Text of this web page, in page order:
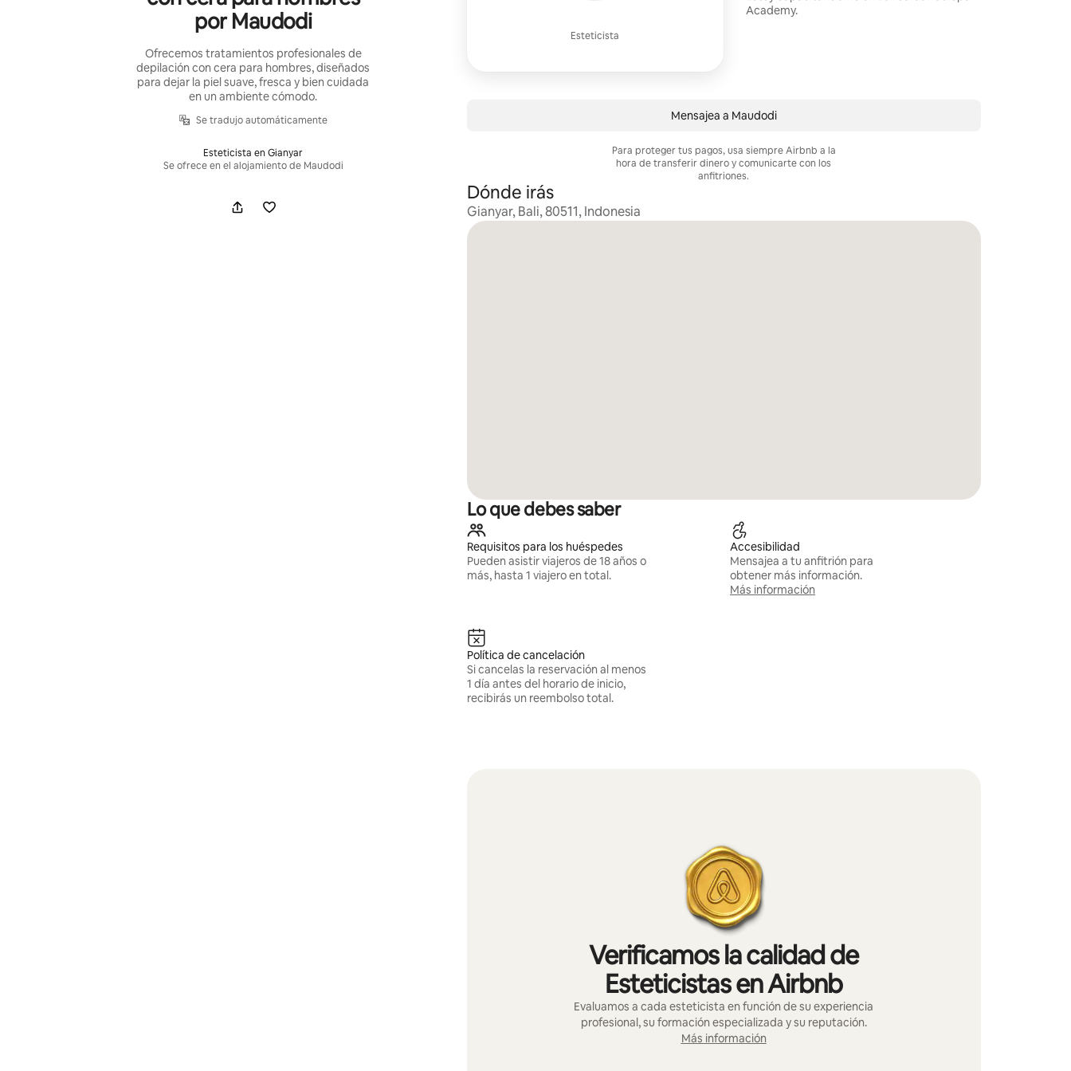
por Maudodi
Ofrecemos tratamientos profesionales de
depilación con cera para hombres, diseñados
para dejar la piel suave, fresca y bien cuidada
en un ambiente cómodo.
Se tradujo automáticamente
Esteticista en Gianyar
Se ofrece en el alojamiento de Maudodi
Esteticista
Academy.
Mensajea a Maudodi
Para proteger tus pagos, usa siempre Airbnb a la
hora de transferir dinero y comunicarte con los
anfitriones.
Dónde irás
Gianyar, Bali, 80511, Indonesia
Lo que debes saber
Requisitos para los huéspedes
Pueden asistir viajeros de 18 años o
más, hasta 1 viajero en total.
Accesibilidad
Mensajea a tu anfitrión para
obtener más información.
Más información
Política de cancelación
Si cancelas la reservación al menos
1 día antes del horario de inicio,
recibirás un reembolso total.
Verificamos la calidad de
Esteticistas en Airbnb
Evaluamos a cada esteticista en función de su experiencia
profesional, su formación especializada y su reputación.
Más información